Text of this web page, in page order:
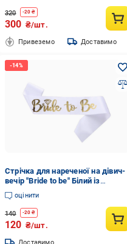
320 -20 ₴
300 ₴/шт.
Привеземо Доставимо
Стрічка для нареченої на дівич-
вечір "Bride to be" Білий із
золотим написом (63)
оцінити
140 -20 ₴
120 ₴/шт.
Доставимо